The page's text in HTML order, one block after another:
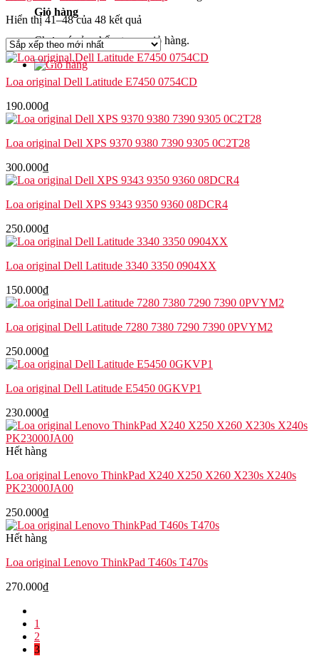
Giỏ hàng
Chưa có sản phẩm trong giỏ hàng.
Hiển thị 41–48 của 48 kết quả
Loa original Dell Latitude E7450 0754CD
190.000₫
Loa original Dell XPS 9370 9380 7390 9305 0C2T28
300.000₫
Loa original Dell XPS 9343 9350 9360 08DCR4
250.000₫
Loa original Dell Latitude 3340 3350 0904XX
150.000₫
Loa original Dell Latitude 7280 7380 7290 7390 0PVYM2
250.000₫
Loa original Dell Latitude E5450 0GKVP1
230.000₫
Hết hàng
Loa original Lenovo ThinkPad X240 X250 X260 X230s X240s
PK23000JA00
250.000₫
Hết hàng
Loa original Lenovo ThinkPad T460s T470s
270.000₫
1
2
3